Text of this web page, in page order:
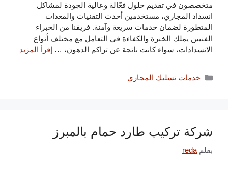
متخصصون في تقديم حلول فعّالة وعالية الجودة لمشاكل
انسداد المجاري، مستخدمين أحدث التقنيات والمعدات
المتطورة لضمان خدمات سريعة وآمنة. فريقنا من الخبراء
الفنيين يملك الخبرة والكفاءة في التعامل مع مختلف أنواع
الانسدادات، سواء كانت ناتجة عن تراكم الدهون، … إقرأ المزيد
التصنيفات
خدمات تسليك المجاري
شركة تركيب طارد حمام بالمبرز
بقلم reda